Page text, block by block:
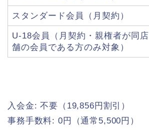
スタンダード会員（月契約）
U-18会員（月契約・親権者が同店
舗の会員である方のみ対象）
入会金: 不要（19,856円割引）
事務手数料: 0円（通常5,500円）